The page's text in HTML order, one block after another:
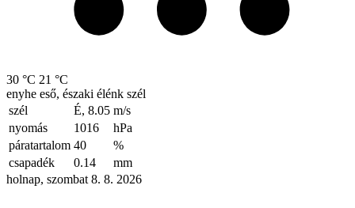
30 °C 21 °C
enyhe eső, északi élénk szél
szél
É, 8.05 m/s
nyomás
1016
hPa
páratartalom 40
%
csapadék
0.14
mm
holnap, szombat 8. 8. 2026